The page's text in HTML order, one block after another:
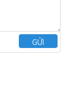
GỬI